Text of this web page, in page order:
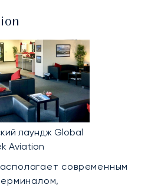
лаундж Global
Aviation
современным